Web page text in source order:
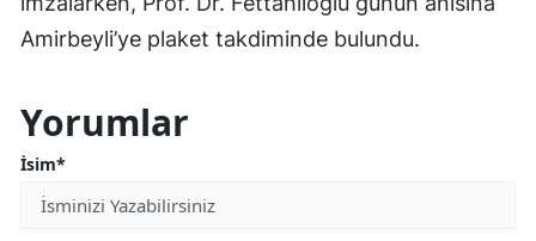
Amirbeyli’ye plaket takdiminde bulundu.
Yorumlar
İsim*